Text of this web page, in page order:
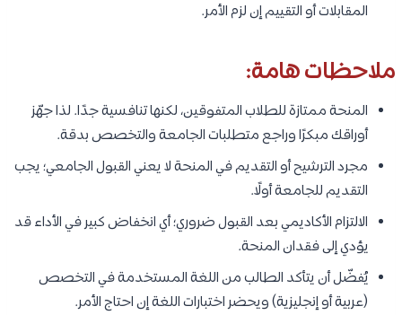
المقابلات أو التقييم إن لزم الأمر.
ملاحظات هامة:
المنحة ممتازة للطلاب المتفوقين، لكنها تنافسية جدًا. لذا جهّز
أوراقك مبكرًا وراجع متطلبات الجامعة والتخصص بدقة.
مجرد الترشيح أو التقديم في المنحة لا يعني القبول الجامعي؛ يجب
التقديم للجامعة أولًا.
الالتزام الأكاديمي بعد القبول ضروري؛ أي انخفاض كبير في الأداء قد
يؤدي إلى فقدان المنحة.
يُفضّل أن يتأكد الطالب من اللغة المستخدمة في التخصص
(عربية أو إنجليزية) ويحضر اختبارات اللغة إن احتاج الأمر.